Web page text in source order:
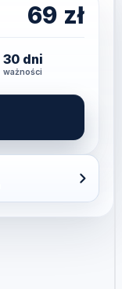
69 zł
30 dni
ważności